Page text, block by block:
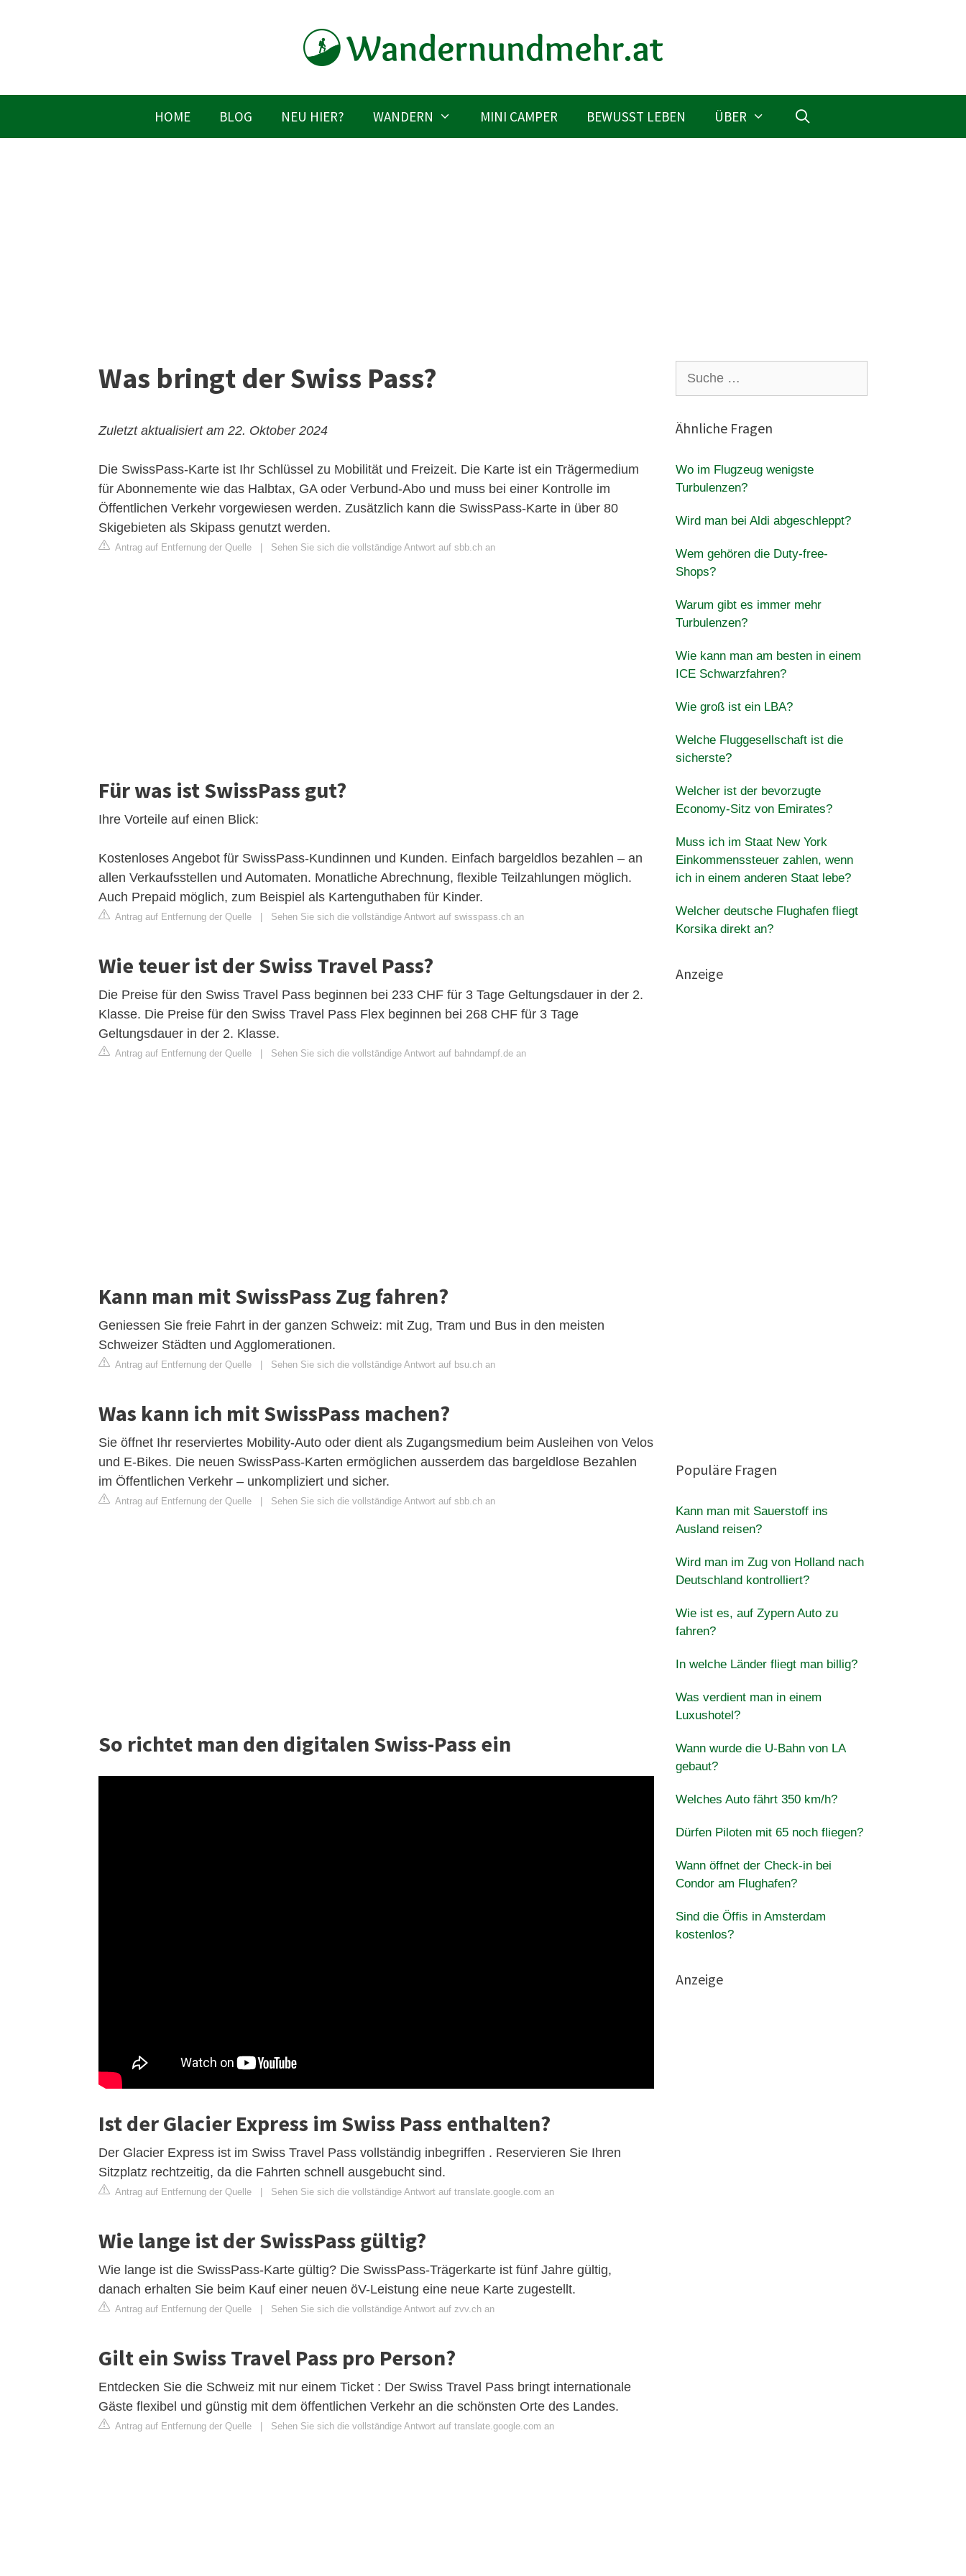
HOME BLOG NEU HIER? WANDERN MINI CAMPER BEWUSST LEBEN ÜBER
Was bringt der Swiss Pass?
Zuletzt aktualisiert am 22. Oktober 2024
Die SwissPass-Karte ist Ihr Schlüssel zu Mobilität und Freizeit. Die Karte ist ein Trägermedium
für Abonnemente wie das Halbtax, GAoder Verbund-Abo und muss bei einer Kontrolle im
Öffentlichen Verkehr vorgewiesen werden. Zusätzlich kann die SwissPass-Karte in über 80
Skigebieten als Skipass genutzt werden.
Antrag auf Entfernung der Quelle Sehen Sie sich die vollständige Antwort auf sbb.ch an
Für was ist SwissPass gut?
Ihre Vorteile auf einen Blick:
Kostenloses Angebot für SwissPass-Kundinnen und Kunden. Einfach bargeldlos bezahlen – an
allen Verkaufsstellen und Automaten. Monatliche Abrechnung, flexible Teilzahlungen möglich.
Auch Prepaid möglich, zum Beispiel als Kartenguthaben für Kinder.
Antrag auf Entfernung der Quelle Sehen Sie sich die vollständige Antwort auf swisspass.ch an
Wie teuer ist der Swiss Travel Pass?
Die Preise für den Swiss Travel Pass beginnen bei 233 CHF für 3 Tage Geltungsdauer in der 2.
Klasse. Die Preise für den Swiss Travel Pass Flex beginnen bei 268 CHF für 3 Tage
Geltungsdauer in der 2. Klasse.
Antrag auf Entfernung der Quelle Sehen Sie sich die vollständige Antwort auf bahndampf.de an
Kann man mit SwissPass Zug fahren?
Geniessen Sie freie Fahrt in der ganzen Schweiz: mit Zug, Tram und Bus in den meisten
Schweizer Städten und Agglomerationen.
Antrag auf Entfernung der Quelle Sehen Sie sich die vollständige Antwort auf bsu.ch an
Was kann ich mit SwissPass machen?
Sie öffnet Ihr reserviertes Mobility-Auto oder dient als Zugangsmedium beim Ausleihen von Velos
und E-Bikes. Die neuen SwissPass-Karten ermöglichen ausserdem das bargeldlose Bezahlen
im Öffentlichen Verkehr – unkompliziert und sicher.
Antrag auf Entfernung der Quelle Sehen Sie sich die vollständige Antwort auf sbb.ch an
So richtet man den digitalen Swiss-Pass ein
Ist der Glacier Express im Swiss Pass enthalten?
Der Glacier Express ist im Swiss Travel Pass vollständig inbegriffen . Reservieren Sie Ihren
Sitzplatz rechtzeitig, da die Fahrten schnell ausgebucht sind.
Antrag auf Entfernung der Quelle | Sehen Sie sich die vollständige Antwort auf translate.google.com an
Wie lange ist der SwissPass gültig?
Wie lange ist die SwissPass-Karte gültig? Die SwissPass-Trägerkarte ist fünf Jahre gültig,
danach erhalten Sie beim Kauf einer neuen öV-Leistung eine neue Karte zugestellt.
Antrag auf Entfernung der Quelle | Sehen Sie sich die vollständige Antwort auf zvv.ch an
Gilt ein Swiss Travel Pass pro Person?
Entdecken Sie die Schweiz mit nur einem Ticket : Der Swiss Travel Pass bringt internationale
Gäste flexibel und günstig mit dem öffentlichen Verkehr an die schönsten Orte des Landes.
Antrag auf Entfernung der Quelle | Sehen Sie sich die vollständige Antwort auf translate.google.com an
nach:
Ähnliche Fragen
Wo im Flugzeug wenigste
Turbulenzen?
Wird man bei Aldi abgeschleppt?
Wem gehören die Duty-free-
Shops?
Warum gibt es immer mehr
Turbulenzen?
Wie kann man am besten in einem
ICE Schwarzfahren?
Wie groß ist ein LBA?
Welche Fluggesellschaft ist die
sicherste?
Welcher ist der bevorzugte
Economy-Sitz von Emirates?
Muss ich im Staat New York
Einkommenssteuer zahlen, wenn
ich in einem anderen Staat lebe?
Welcher deutsche Flughafen fliegt
Korsika direkt an?
Anzeige
Populäre Fragen
Kann man mit Sauerstoff ins
Ausland reisen?
Wird man im Zug von Holland nach
Deutschland kontrolliert?
Wie ist es, auf Zypern Auto zu
fahren?
In welche Länder fliegt man billig?
Was verdient man in einem
Luxushotel?
Wann wurde die U-Bahn von LA
gebaut?
Welches Auto fährt 350 km/h?
Dürfen Piloten mit 65 noch fliegen?
Wann öffnet der Check-in bei
Condor am Flughafen?
Sind die Öffis in Amsterdam
kostenlos?
Anzeige